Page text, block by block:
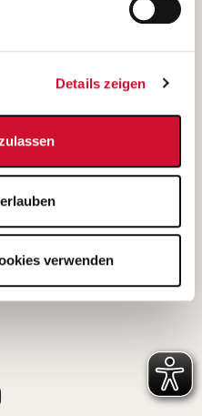
Details zeigen
verwenden